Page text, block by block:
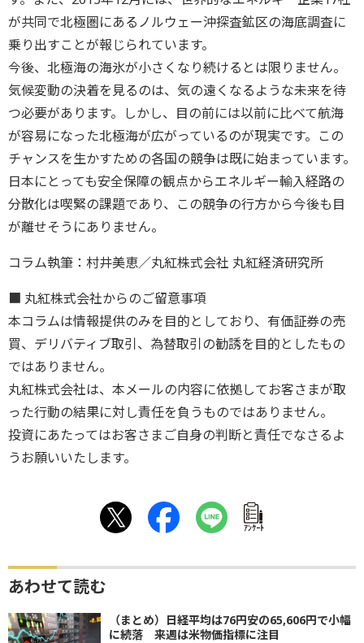
が共同で北極圏にあるノルウェー沖探査鉱区の海底調査に
乗り出すことが報じられています。
今後、北極海の海氷が小さくなり続けるとは限りません。
気候変動の決着を見るのは、気の遠くなるような未来を待
つ必要があります。しかし、目の前には以前に比べて航海
が容易になった北極海が広がっているのが現実です。この
チャンスを生かすための各国の競争は既に始まっています。
日本にとっても安全保障の観点からエネルギー輸入経路の
分散化は喫緊の課題であり、この競争の行方から今後も目
が離せそうにありません。
コラム執筆：村井美恵／丸紅株式会社 丸紅経済研究所
■ 丸紅株式会社からのご留意事項
本コラムは情報提供のみを目的としており、有価証券の売
買、デリバティブ取引、為替取引の勧誘を目的としたもの
ではありません。
丸紅株式会社は、本メールの内容に依拠してお客さまが取
った行動の結果に対し責任を負うものではありません。
投資にあたってはお客さまご自身の判断と責任でなさるよ
うお願いいたします。
ｱﾝｹｰﾄ
あわせて読む
（まとめ）日経平均は76円安の65,606円で小幅
に続落 来週は米物価指標に注目